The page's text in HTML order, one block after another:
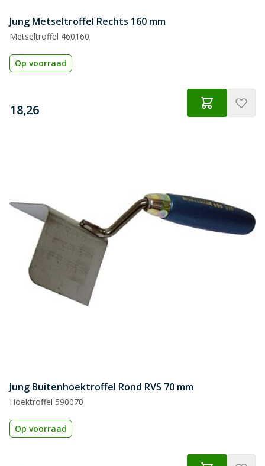
Jung Metseltroffel Rechts 160 mm
Metseltroffel 460160
Op voorraad
€
18,26
Jung Buitenhoektroffel Rond RVS 70 mm
Hoektroffel 590070
Op voorraad